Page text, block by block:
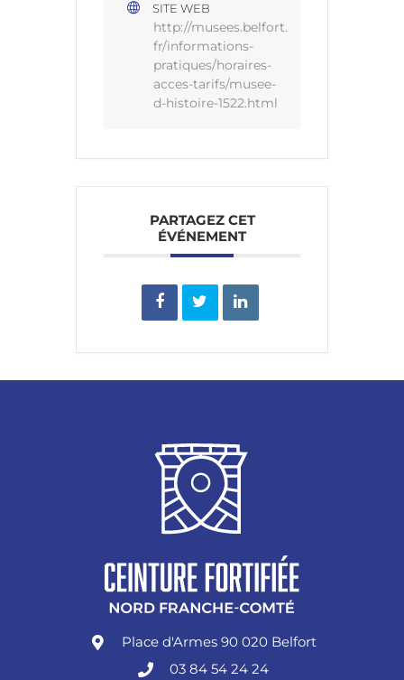
SITE WEB
http://musees.belfort.
fr/informations-
pratiques/horaires-
acces-tarifs/musee-
d-histoire-1522.html
PARTAGEZ CET
ÉVÉNEMENT
Place d'Armes 90 020 Belfort
03 84 54 24 24